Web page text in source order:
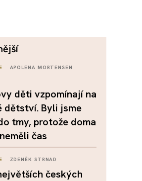
APOLENA MORTENSEN
děti vzpomínají na
dětství. Byli jsme
tmy, protože doma
čas
ZDENĚK STRNAD
českých